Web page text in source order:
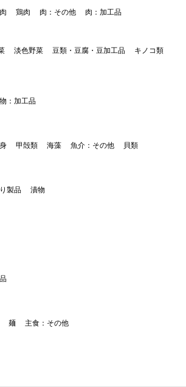
鶏肉 肉：その他 肉：加工品
淡色野菜 豆類・豆腐・豆加工品
キノコ類
：加工品
甲殻類 海藻 魚介：その他 貝類
製品 漬物
麺 主食：その他